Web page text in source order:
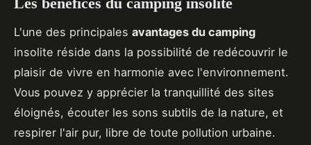
L'une des principales avantages du camping
insolite réside dans la possibilité de redécouvrir le
plaisir de vivre en harmonie avec l'environnement.
Vous pouvez y apprécier la tranquillité des sites
éloignés, écouter les sons subtils de la nature, et
respirer l'air pur, libre de toute pollution urbaine.